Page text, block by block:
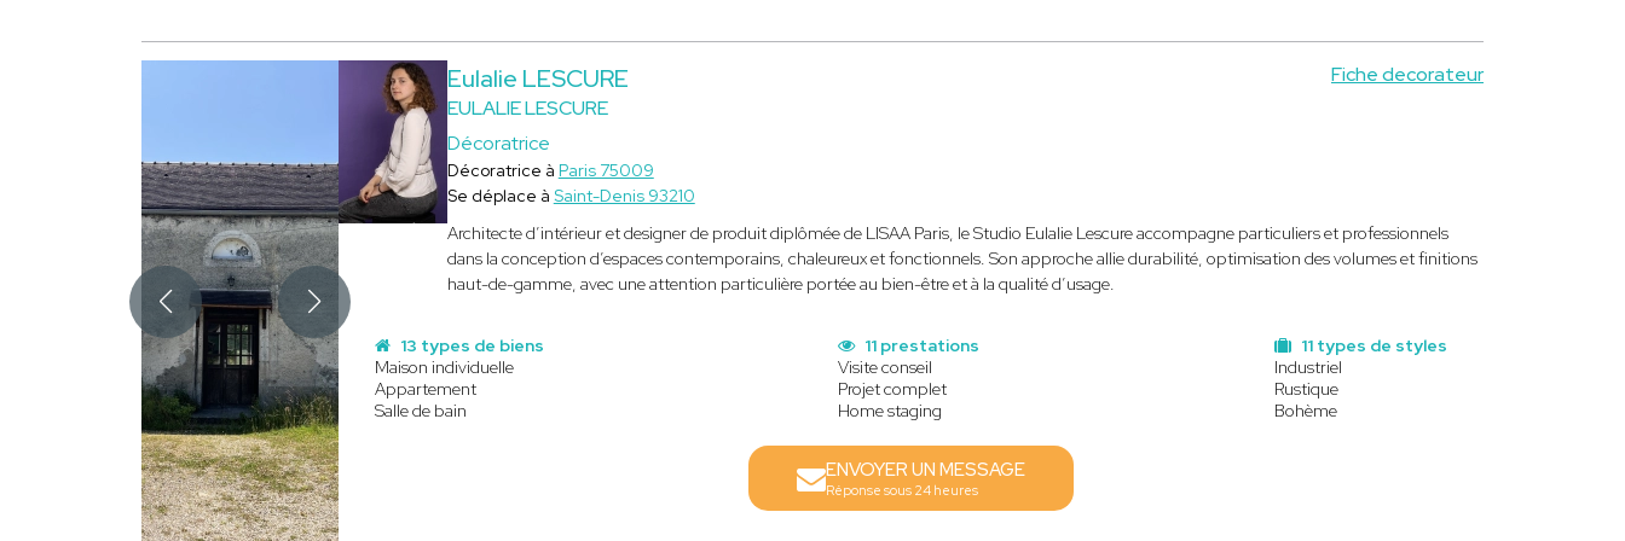
Eulalie LESCURE
EULALIE LESCURE
Décoratrice
Fiche decorateur
Décoratrice à Paris 75009
Se déplace à Saint-Denis 93210
Architecte d’intérieur et designer de produit diplômée de LISAA Paris, le Studio Eulalie Lescure accompagne particuliers et professionnels
dans la conception d’espaces contemporains, chaleureux et fonctionnels. Son approche allie durabilité, optimisation des volumes et finitions
haut-de-gamme, avec une attention particulière portée au bien-être et à la qualité d’usage.
13 types de biens
Maison individuelle
Appartement
Salle de bain
11 types de styles
Industriel
Rustique
Bohème
11 prestations
Visite conseil
Projet complet
Home staging
ENVOYER UN MESSAGE
Réponse sous 24 heures